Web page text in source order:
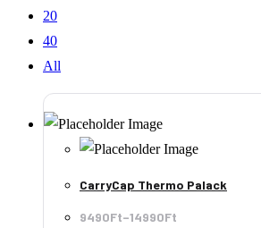
20
40
All
CarryCap Thermo Palack
9490Ft–14990Ft